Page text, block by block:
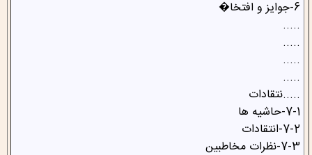
6-جوایز و افتخا�
.....
.....
.....
.....
.....نتقادات
7-1-حاشیه ها
7-2-انتقادات
7-3-نظرات مخاطبین